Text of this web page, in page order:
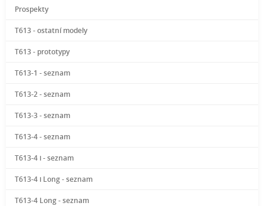
Prospekty
T613 - ostatní modely
T613 - prototypy
T613-1 - seznam
T613-2 - seznam
T613-3 - seznam
T613-4 - seznam
T613-4 i - seznam
T613-4 i Long - seznam
T613-4 Long - seznam